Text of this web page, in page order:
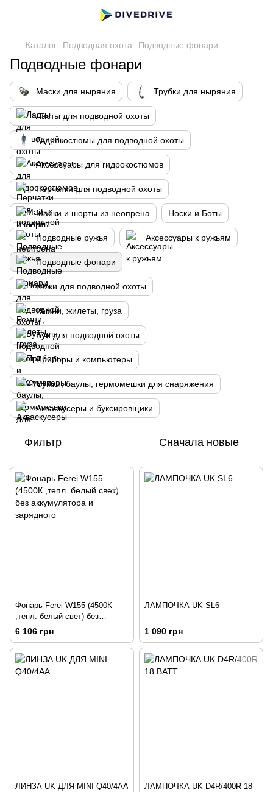
Каталог Подводная охота Подводные фонари
Подводные фонари
Маски для ныряния Трубки для ныряния
Ласты для подводной охоты
Гидрокостюмы для подводной охоты
Аксессуары для гидрокостюмов
Перчатки для подводной охоты
Майки и шорты из неопрена Носки и Боты
Подводные ружья Аксессуары к ружьям
Подводные фонари
Ножи для подводной охоты
Ремни, жилеты, груза
Буи для подводной охоты
Приборы и компьютеры
Сумки, баулы, гермомешки для снаряжения
Акваскусеры и буксировщики
Фильтр Сначала новые
Фонарь Ferei W155 (4500К
,тепл. белый свет) без
аккумулятора и зарядного
6 106 грн
ЛАМПОЧКА UK SL6
1 090 грн
ЛИНЗА UK ДЛЯ MINI Q40/4AA
ЛАМПОЧКА UK D4R/400R 18